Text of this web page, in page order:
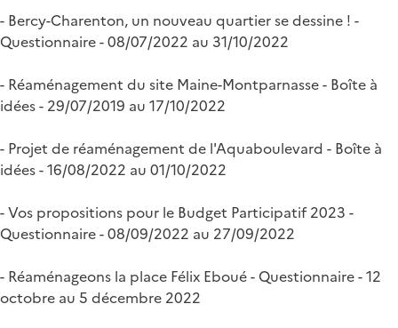
- Bercy-Charenton, un nouveau quartier se dessine ! -
Questionnaire - 08/07/2022 au 31/10/2022
- Réaménagement du site Maine-Montparnasse - Boîte à
idées - 29/07/2019 au 17/10/2022
- Projet de réaménagement de l'Aquaboulevard - Boîte à
idées - 16/08/2022 au 01/10/2022
- Vos propositions pour le Budget Participatif 2023 -
Questionnaire - 08/09/2022 au 27/09/2022
- Réaménageons la place Félix Eboué - Questionnaire - 12
octobre au 5 décembre 2022